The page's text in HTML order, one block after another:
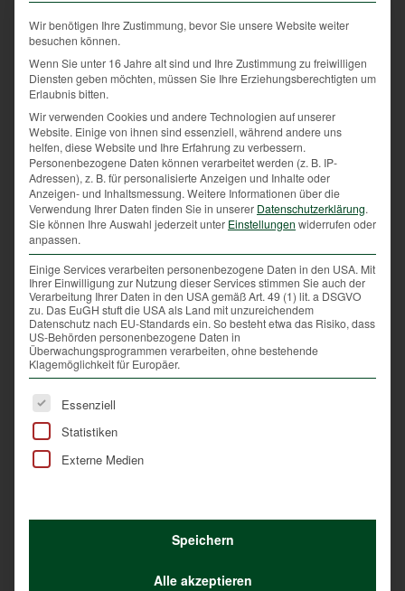
Bezirksjägermeisterspricht über die jagdlichen
Dinge, als auch die Probleme innerhalb des Bezirks
besprochen, aber auch in die Zukunft geschaut. Es
folgen jeweils einReferat des politischen
Jagdreferentensowie desLandesjägermeisters
Im Anschluss werden Ehrenurkunden und
Verdienstabzeichen überreicht – diese gibt es
beispielsweise für die langjährige Jagdausübung
oder den Einsatz für die Artenvielfalt.
Die Dauer des Bezirksjägertages ist natürlich
abhängig von dem Programm; meistens dauert ein
Bezirksjägertag zwei bis drei Stunden.
Bezirksjägermeister
OÖ. Landesjagdverband
Wir benötigen Ihre Zustimmung, bevor Sie unsere Website weiter
besuchen können.
Wenn Sie unter 16 Jahre alt sind und Ihre Zustimmung zu freiwilligen
Diensten geben möchten, müssen Sie Ihre Erziehungsberechtigten um
Erlaubnis bitten.
Wir verwenden Cookies und andere Technologien auf unserer
Website. Einige von ihnen sind essenziell, während andere uns
helfen, diese Website und Ihre Erfahrung zu verbessern.
Personenbezogene Daten können verarbeitet werden (z. B. IP-
Adressen), z. B. für personalisierte Anzeigen und Inhalte oder
Anzeigen- und Inhaltsmessung. Weitere Informationen über die
Verwendung Ihrer Daten finden Sie in unserer Datenschutzerklärung.
Sie können Ihre Auswahl jederzeit unter Einstellungen widerrufen oder
anpassen.
Einige Services verarbeiten personenbezogene Daten in den USA. Mit
Ihrer Einwilligung zur Nutzung dieser Services stimmen Sie auch der
Verarbeitung Ihrer Daten in den USA gemäß Art. 49 (1) lit. a DSGVO
zu. Das EuGH stuft die USA als Land mit unzureichendem
Datenschutz nach EU-Standards ein. So besteht etwa das Risiko, dass
US-Behörden personenbezogene Daten in
Überwachungsprogrammen verarbeiten, ohne bestehende
Klagemöglichkeit für Europäer.
Es folgt eine Liste der Service-Gruppen, für die eine
Essenziell
Statistiken
Externe Medien
Speichern
Alle akzeptieren